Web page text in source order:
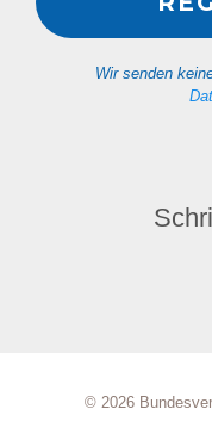
Wir senden
© 2026